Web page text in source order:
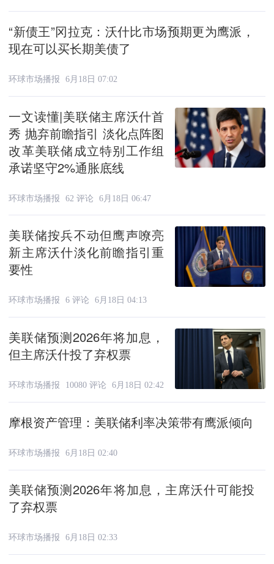
“新债王”冈拉克：沃什比市场预期更为鹰派，
现在可以买长期美债了
环球市场播报 6月18日 07:02
一文读懂|美联储主席沃什首
秀 抛弃前瞻指引 淡化点阵图
改革美联储成立特别工作组
承诺坚守2%通胀底线
环球市场播报 62 评论 6月18日 06:47
美联储按兵不动但鹰声嘹亮
新主席沃什淡化前瞻指引重
要性
环球市场播报 6 评论 6月18日 04:13
美联储预测2026年将加息，
但主席沃什投了弃权票
环球市场播报 10080 评论 6月18日 02:42
摩根资产管理：美联储利率决策带有鹰派倾向
环球市场播报 6月18日 02:40
美联储预测2026年将加息，主席沃什可能投
了弃权票
环球市场播报 6月18日 02:33